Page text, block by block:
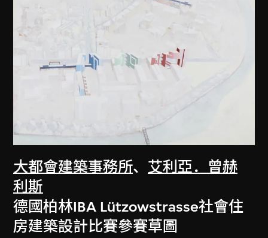
大都會建築事務所、 艾利亞．曾赫
利斯
德國柏林IBA Lützowstrasse社會住
房建築設計比賽參賽草圖